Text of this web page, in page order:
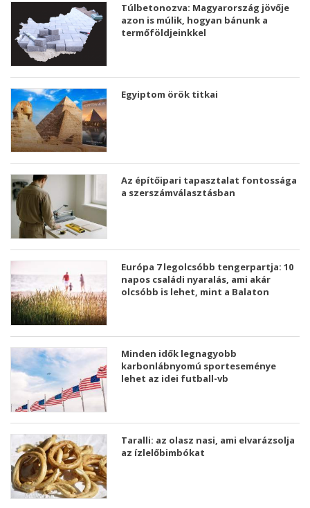
Túlbetonozva: Magyarország jövője
azon is múlik, hogyan bánunk a
termőföldjeinkkel
Egyiptom örök titkai
Az építőipari tapasztalat fontossága
a szerszámválasztásban
Európa 7 legolcsóbb tengerpartja: 10
napos családi nyaralás, ami akár
olcsóbb is lehet, mint a Balaton
Minden idők legnagyobb
karbonlábnyomú sporteseménye
lehet az idei futball-vb
Taralli: az olasz nasi, ami elvarázsolja
az ízlelőbimbókat